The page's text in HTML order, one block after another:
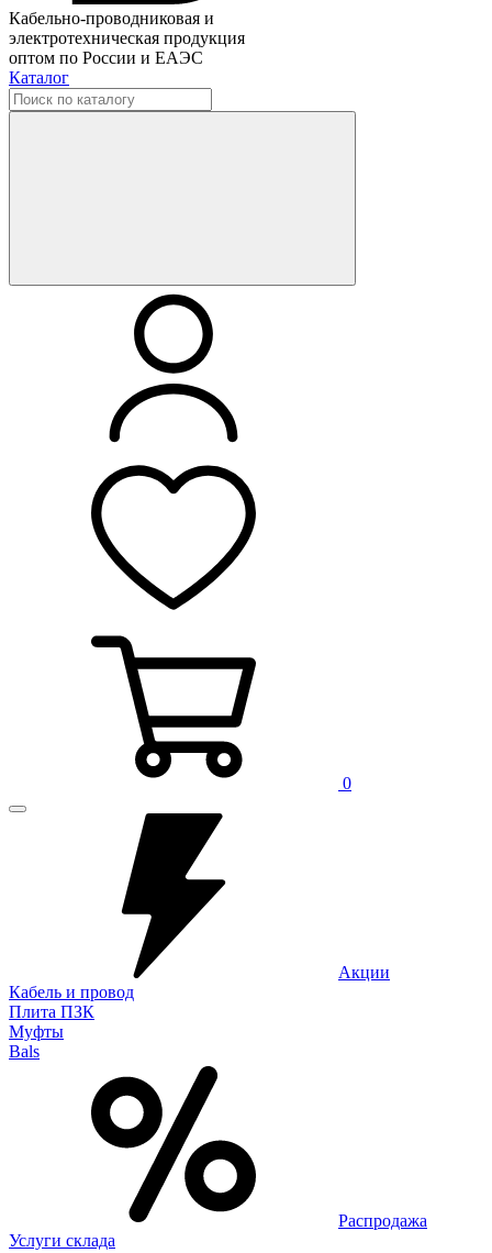
Кабельно-проводниковая и
электротехническая продукция
оптом по России и ЕАЭС
Каталог
0
Акции
Кабель и провод
Плита ПЗК
Муфты
Bals
Распродажа
Услуги склада